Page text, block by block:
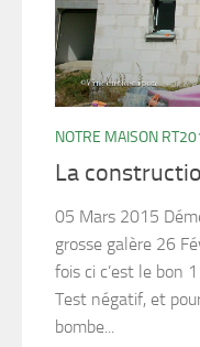
NOTRE MAISON
La
05 Mars 2015
grosse galère 26
fois ci c’est le bon
Test négatif, et
bombe...